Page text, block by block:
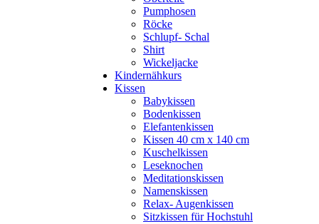
Pumphosen
Röcke
Schlupf- Schal
Shirt
Wickeljacke
Kindernähkurs
Kissen
Babykissen
Bodenkissen
Elefantenkissen
Kissen 40 cm x 140 cm
Kuschelkissen
Leseknochen
Meditationskissen
Namenskissen
Relax- Augenkissen
Sitzkissen für Hochstuhl